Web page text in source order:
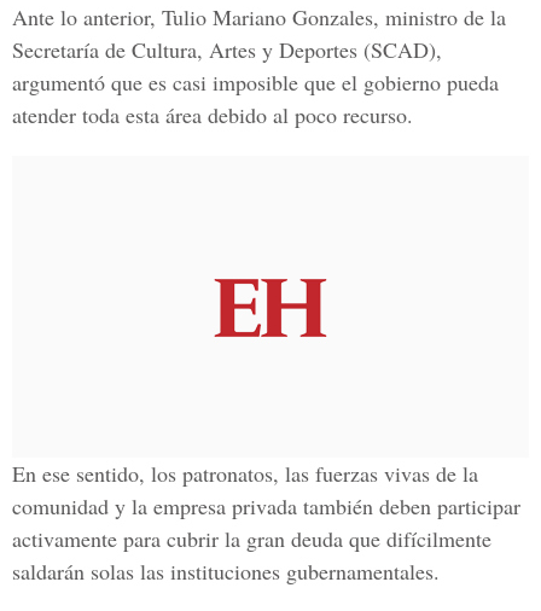
Ante lo anterior, Tulio Mariano Gonzales, ministro de la
Secretaría de Cultura, Artes y Deportes (SCAD),
argumentó que es casi imposible que el gobierno pueda
atender toda esta área debido al poco recurso.
En ese sentido, los patronatos, las fuerzas vivas de la
comunidad y la empresa privada también deben participar
activamente para cubrir la gran deuda que difícilmente
saldarán solas las instituciones gubernamentales.